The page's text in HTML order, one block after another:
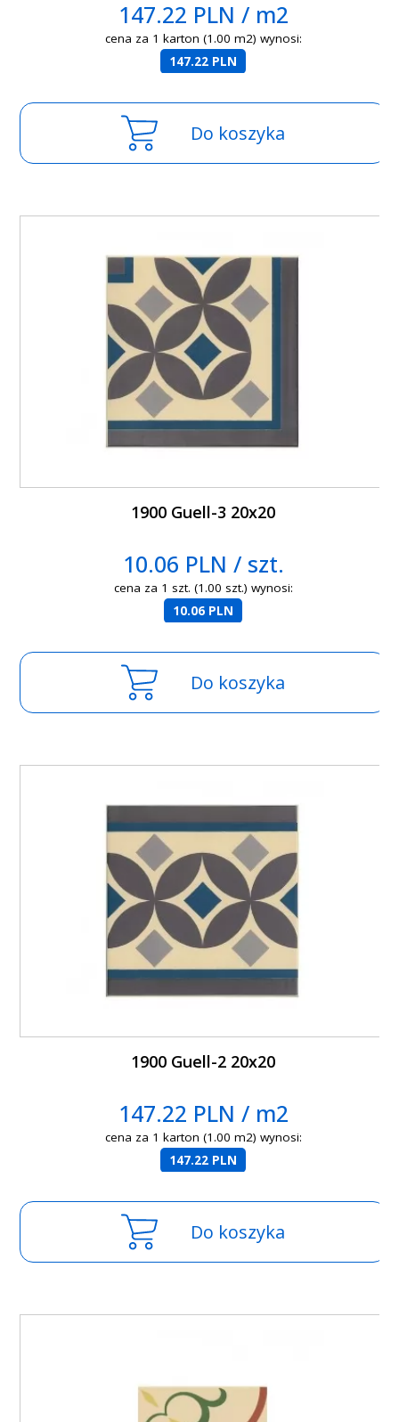
147.22 PLN / m2
cena za 1 karton (1.00 m2) wynosi:
147.22 PLN
Do koszyka
1900 Guell-3 20x20
10.06 PLN / szt.
cena za 1 szt. (1.00 szt.) wynosi:
10.06 PLN
Do koszyka
1900 Guell-2 20x20
147.22 PLN / m2
cena za 1 karton (1.00 m2) wynosi:
147.22 PLN
Do koszyka